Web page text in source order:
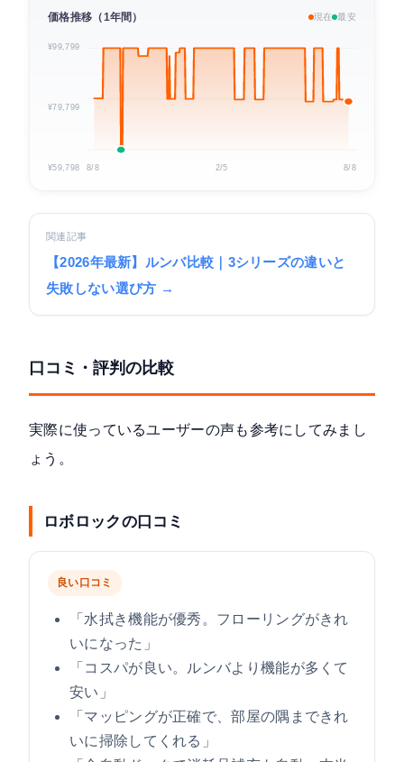
価格推移（1年間） 現在 最安
¥99,799
¥79,799
¥59,798 8/8 2/5 8/8
関連記事
【2026年最新】ルンバ比較｜3シリーズの違いと
失敗しない選び方 →
口コミ・評判の比較
実際に使っているユーザーの声も参考にしてみまし
ょう。
ロボロックの口コミ
良い口コミ
「水拭き機能が優秀。フローリングがきれ
いになった」
「コスパが良い。ルンバより機能が多くて
安い」
「マッピングが正確で、部屋の隅まできれ
いに掃除してくれる」